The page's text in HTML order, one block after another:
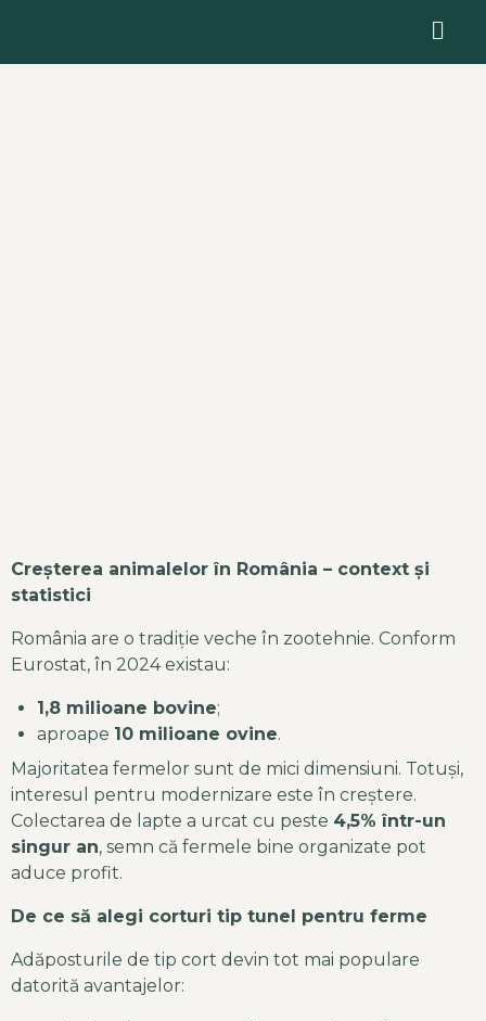
Creșterea animalelor în România – context și
statistici
România are o tradiție veche în zootehnie. Conform
Eurostat, în 2024 existau:
1,8 milioane bovine;
aproape 10 milioane ovine.
Majoritatea fermelor sunt de mici dimensiuni. Totuși,
interesul pentru modernizare este în creștere.
Colectarea de lapte a urcat cu peste 4,5% într-un
singur an, semn că fermele bine organizate pot
aduce profit.
De ce să alegi corturi tip tunel pentru ferme
Adăposturile de tip cort devin tot mai populare
datorită avantajelor: